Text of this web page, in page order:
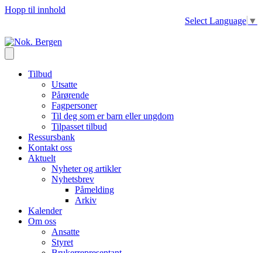
Hopp til innhold
Select Language ▼
Tilbud
Utsatte
Pårørende
Fagpersoner
Til deg som er barn eller ungdom
Tilpasset tilbud
Ressursbank
Kontakt oss
Aktuelt
Nyheter og artikler
Nyhetsbrev
Påmelding
Arkiv
Kalender
Om oss
Ansatte
Styret